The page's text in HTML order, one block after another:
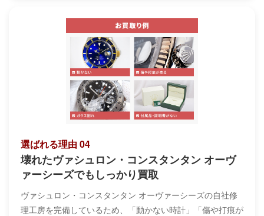
選ばれる理由 04
壊れたヴァシュロン・コンスタンタン オーヴ
ァーシーズでもしっかり買取
ヴァシュロン・コンスタンタン オーヴァーシーズの自社修
理工房を完備しているため、「動かない時計」「傷や打痕が